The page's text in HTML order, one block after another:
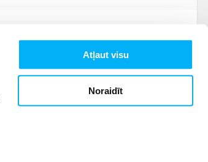
Atļaut visu
Noraidīt